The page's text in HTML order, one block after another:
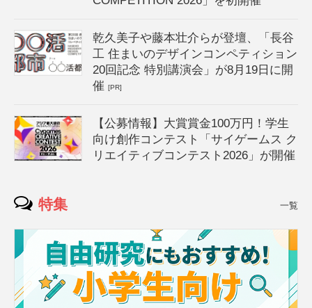
乾久美子や藤本壮介らが登壇、「長谷
工 住まいのデザインコンペティション
20回記念 特別講演会」が8月19日に開
催[PR]
【公募情報】大賞賞金100万円！学生
向け創作コンテスト「サイゲームス ク
リエイティブコンテスト2026」が開催
特集 一覧